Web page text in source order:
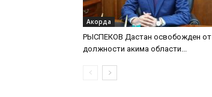
Акорда
РЫСПЕКОВ Дастан освобожден от
должности акима области...